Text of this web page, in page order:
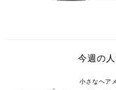
今週の
小さなヘア